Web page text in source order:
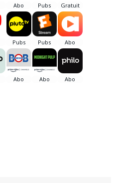
du film ?
sur la Moisson : Effie,
bien connus dans la
les scènes post-
suite risque-t-elle de
?
quelle date de sortie ?
unanimes